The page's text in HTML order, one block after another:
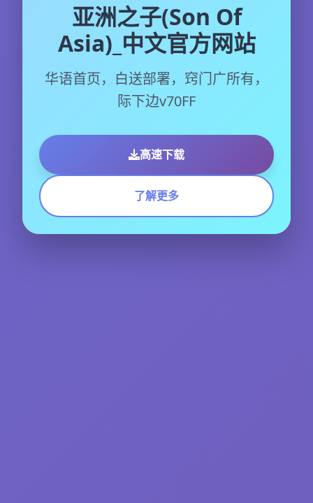
亚洲之子(Son Of
Asia)_中文官方网站
华语首页，白送部署，窍门广所有，
际下边v70FF
高速下载
了解更多